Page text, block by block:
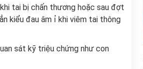
tai bị chấn thương hoặc sau đợt
kiểu đau âm ỉ khi viêm tai thông
sát kỹ triệu chứng như con